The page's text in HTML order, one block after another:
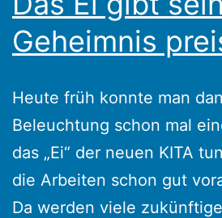
Geheimnis
Heute früh konnte man
Beleuchtung schon mal
das „Ei“ der neuen KITA
die Arbeiten schon gut
Da werden viele